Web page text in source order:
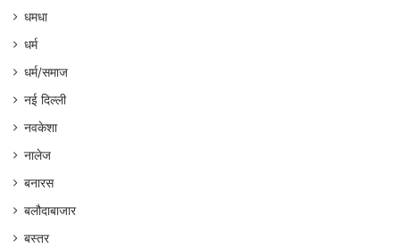
धमधा
धर्म
धर्म/समाज
नई दिल्ली
नवकेशा
नालेज
बनारस
बलौदाबाजार
बस्तर